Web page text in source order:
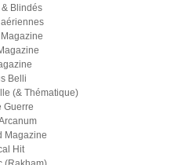
Blindés
Belli
(& Thématique)
Guerre
Magazine
Hit